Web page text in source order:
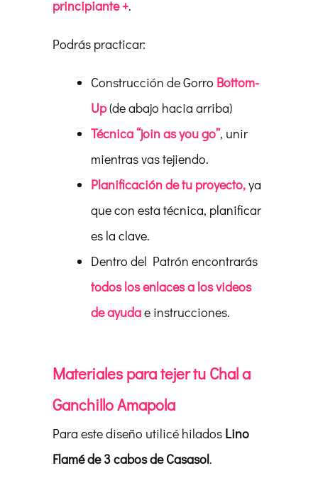
principiante +.
Podrás practicar:
Construcción de Gorro Bottom-
Up(de abajo hacia arriba)
Técnica “join as you go”, unir
mientras vas tejiendo.
Planificación de tu proyecto,ya
que con esta técnica, planificar
es la clave.
Dentro del Patrón encontrarás
todos los enlaces a los videos
de ayudae instrucciones.
Materiales para tejer tu Chal a
Ganchillo Amapola
Para este diseño utilicé hilados Lino
Flamé de 3 cabos de Casasol.